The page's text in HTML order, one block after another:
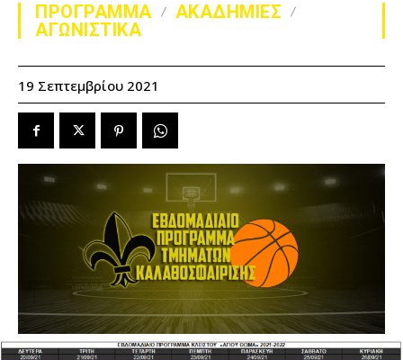
ΠΡΟΓΡΑΜΜΑ
ΑΚΑΔΗΜΙΕΣ
ΑΓΩΝΙΣΤΙΚΑ
19 Σεπτεμβρίου 2021